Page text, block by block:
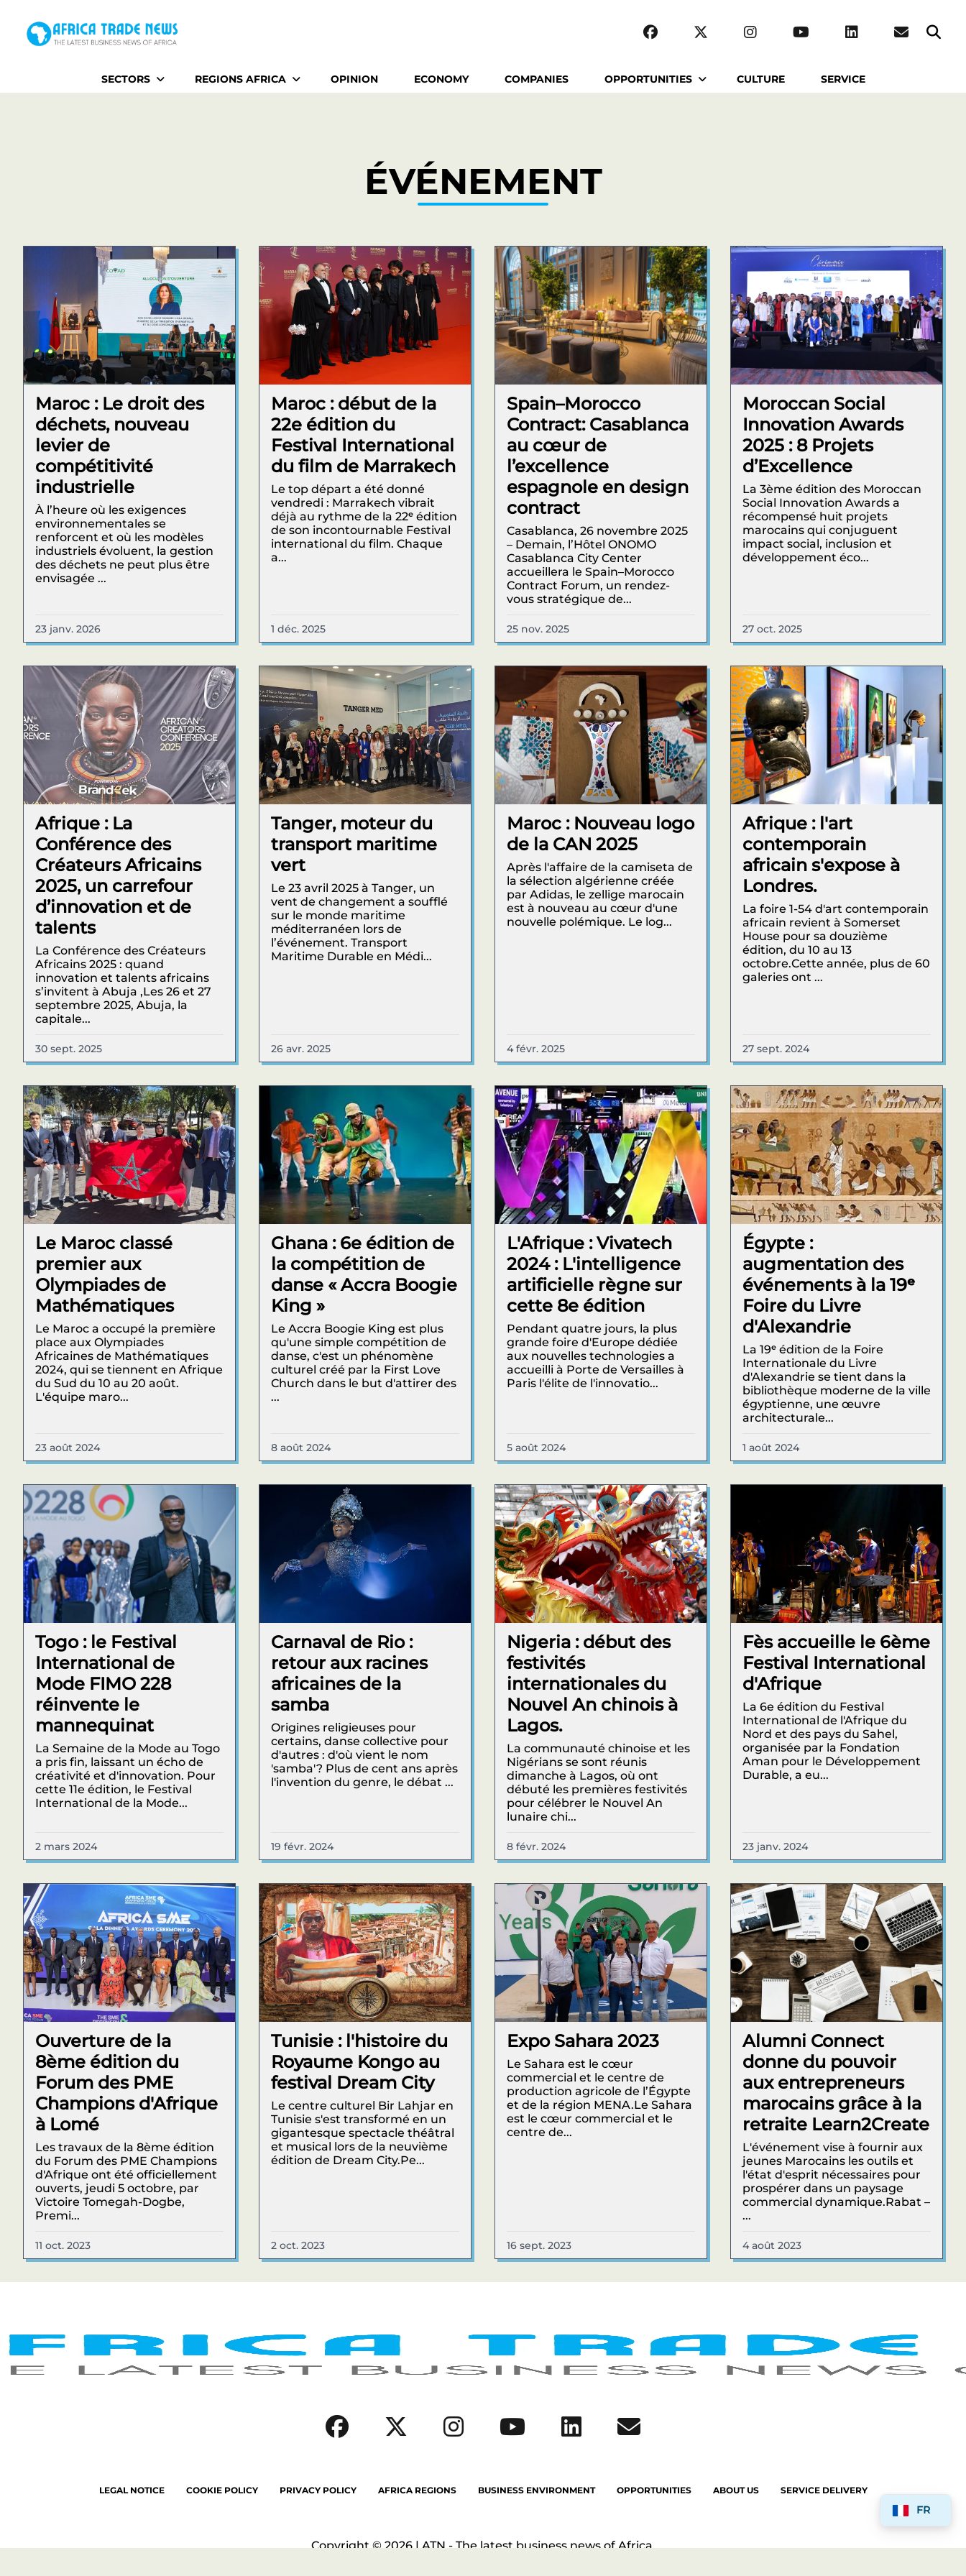
SECTORS REGIONS AFRICA OPINION ECONOMY COMPANIES OPPORTUNITIES CULTURE SERVICE
FR
ÉVÉNEMENT
Maroc : Le droit des
déchets, nouveau
levier de
compétitivité
industrielle
À l’heure où les exigences
environnementales se
renforcent et où les modèles
industriels évoluent, la gestion
des déchets ne peut plus être
envisagée ...
23 janv. 2026
Maroc : début de la
22e édition du
Festival International
du film de Marrakech
Le top départ a été donné
vendredi : Marrakech vibrait
déjà au rythme de la 22ᵉ édition
de son incontournable Festival
international du film. Chaque
a...
1 déc. 2025
Spain–Morocco
Contract: Casablanca
au cœur de
l’excellence
espagnole en design
contract
Casablanca, 26 novembre 2025
– Demain, l’Hôtel ONOMO
Casablanca City Center
accueillera le Spain–Morocco
Contract Forum, un rendez-
vous stratégique de...
25 nov. 2025
Moroccan Social
Innovation Awards
2025 : 8 Projets
d’Excellence
La 3ème édition des Moroccan
Social Innovation Awards a
récompensé huit projets
marocains qui conjuguent
impact social, inclusion et
développement éco...
27 oct. 2025
Afrique : La
Conférence des
Créateurs Africains
2025, un carrefour
d’innovation et de
talents
La Conférence des Créateurs
Africains 2025 : quand
innovation et talents africains
s’invitent à Abuja ,Les 26 et 27
septembre 2025, Abuja, la
capitale...
30 sept. 2025
Tanger, moteur du
transport maritime
vert
Le 23 avril 2025 à Tanger, un
vent de changement a soufflé
sur le monde maritime
méditerranéen lors de
l’événement. Transport
Maritime Durable en Médi...
26 avr. 2025
Maroc : Nouveau logo
de la CAN 2025
Après l'affaire de la camiseta de
la sélection algérienne créée
par Adidas, le zellige marocain
est à nouveau au cœur d'une
nouvelle polémique. Le log...
4 févr. 2025
Afrique : l'art
contemporain
africain s'expose à
Londres.
La foire 1-54 d'art contemporain
africain revient à Somerset
House pour sa douzième
édition, du 10 au 13
octobre.Cette année, plus de 60
galeries ont ...
27 sept. 2024
Le Maroc classé
premier aux
Olympiades de
Mathématiques
Le Maroc a occupé la première
place aux Olympiades
Africaines de Mathématiques
2024, qui se tiennent en Afrique
du Sud du 10 au 20 août.
L'équipe maro...
23 août 2024
Ghana : 6e édition de
la compétition de
danse « Accra Boogie
King »
Le Accra Boogie King est plus
qu'une simple compétition de
danse, c'est un phénomène
culturel créé par la First Love
Church dans le but d'attirer des
...
8 août 2024
L'Afrique : Vivatech
2024 : L'intelligence
artificielle règne sur
cette 8e édition
Pendant quatre jours, la plus
grande foire d'Europe dédiée
aux nouvelles technologies a
accueilli à Porte de Versailles à
Paris l'élite de l'innovatio...
5 août 2024
Égypte :
augmentation des
événements à la 19ᵉ
Foire du Livre
d'Alexandrie
La 19ᵉ édition de la Foire
Internationale du Livre
d'Alexandrie se tient dans la
bibliothèque moderne de la ville
égyptienne, une œuvre
architecturale...
1 août 2024
Togo : le Festival
International de
Mode FIMO 228
réinvente le
mannequinat
La Semaine de la Mode au Togo
a pris fin, laissant un écho de
créativité et d'innovation. Pour
cette 11e édition, le Festival
International de la Mode...
2 mars 2024
Carnaval de Rio :
retour aux racines
africaines de la
samba
Origines religieuses pour
certains, danse collective pour
d'autres : d'où vient le nom
'samba'? Plus de cent ans après
l'invention du genre, le débat ...
19 févr. 2024
Nigeria : début des
festivités
internationales du
Nouvel An chinois à
Lagos.
La communauté chinoise et les
Nigérians se sont réunis
dimanche à Lagos, où ont
débuté les premières festivités
pour célébrer le Nouvel An
lunaire chi...
8 févr. 2024
Fès accueille le 6ème
Festival International
d'Afrique
La 6e édition du Festival
International de l'Afrique du
Nord et des pays du Sahel,
organisée par la Fondation
Aman pour le Développement
Durable, a eu...
23 janv. 2024
Ouverture de la
8ème édition du
Forum des PME
Champions d'Afrique
à Lomé
Les travaux de la 8ème édition
du Forum des PME Champions
d'Afrique ont été officiellement
ouverts, jeudi 5 octobre, par
Victoire Tomegah-Dogbe,
Premi...
11 oct. 2023
Tunisie : l'histoire du
Royaume Kongo au
festival Dream City
Le centre culturel Bir Lahjar en
Tunisie s'est transformé en un
gigantesque spectacle théâtral
et musical lors de la neuvième
édition de Dream City.Pe...
2 oct. 2023
Expo Sahara 2023
Le Sahara est le cœur
commercial et le centre de
production agricole de l’Égypte
et de la région MENA.Le Sahara
est le cœur commercial et le
centre de...
16 sept. 2023
Alumni Connect
donne du pouvoir
aux entrepreneurs
marocains grâce à la
retraite Learn2Create
L'événement vise à fournir aux
jeunes Marocains les outils et
l'état d'esprit nécessaires pour
prospérer dans un paysage
commercial dynamique.Rabat –
...
4 août 2023
LEGAL NOTICE COOKIE POLICY PRIVACY POLICY AFRICA REGIONS BUSINESS ENVIRONMENT OPPORTUNITIES ABOUT US SERVICE DELIVERY
Copyright © 2026 | ATN - The latest business news of Africa.